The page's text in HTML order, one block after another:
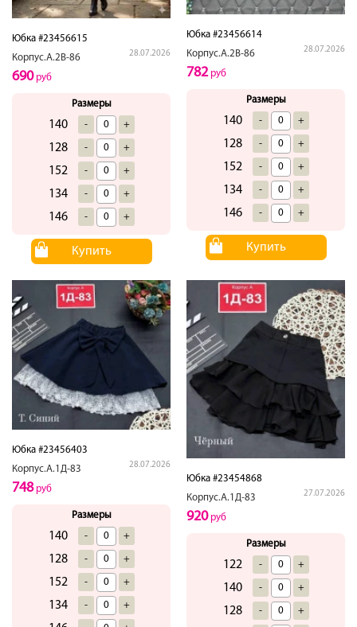
Юбка #23456615
Корпус.А.2В-86
28.07.2026
690руб
Размеры
140 - +
128 - +
152 - +
134 - +
146 - +
Купить
Юбка #23456614
Корпус.А.2В-86
28.07.2026
782руб
Размеры
140 - +
128 - +
152 - +
134 - +
146 - +
Купить
Юбка #23456403
Корпус.А.1Д-83
28.07.2026
748руб
Размеры
140 - +
128 - +
152 - +
134 - +
Юбка #23454868
Корпус.А.1Д-83
27.07.2026
920руб
Размеры
122 - +
140 - +
128 - +